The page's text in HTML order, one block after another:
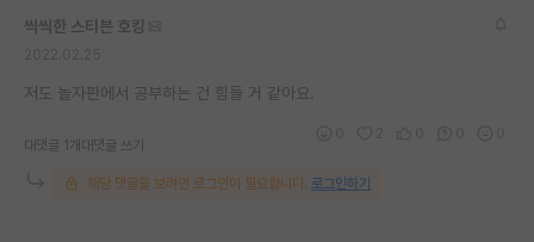
씩씩한 스티븐 호킹
저도 놀자판에서 공부하는 건 힘들 거 같아요.
대댓글 1개 대댓글 쓰기
해당 댓글을 보려면 로그인이 필요합니다. 로그인하기